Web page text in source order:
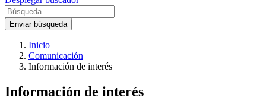
Enviar búsqueda
Inicio
Comunicación
Información de interés
Información de interés